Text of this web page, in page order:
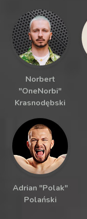
Norbert
"OneNorbi"
Krasnodębski
Adrian "Polak"
Polański